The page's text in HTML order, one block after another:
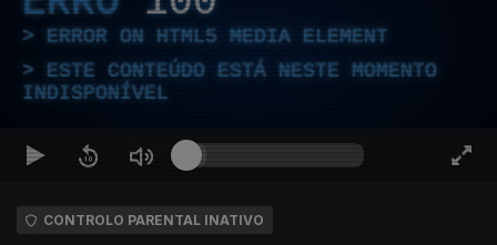
ERROR ON HTML5 MEDIA ELEMENT
ESTE CONTEÚDO ESTÁ NESTE MOMENTO
INDISPONÍVEL
CONTROLO PARENTAL INATIVO